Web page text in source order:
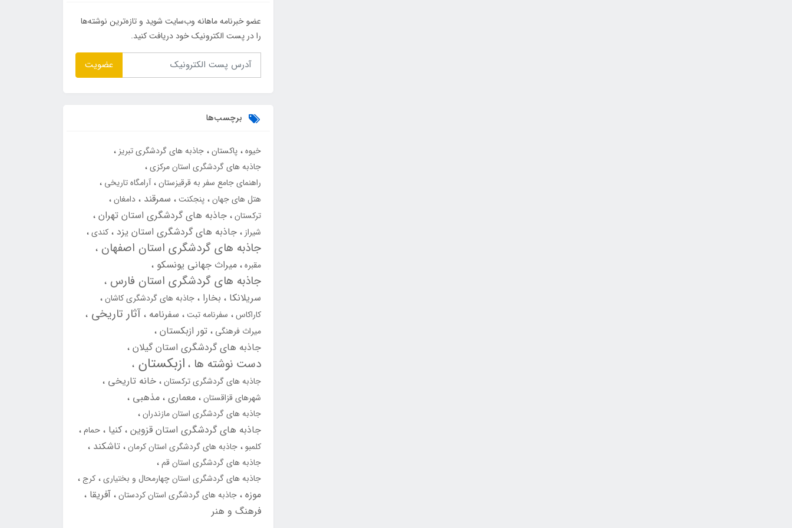
عضو خبرنامه ماهانه وب‌سایت شوید و تازه‌ترین نوشته‌ها
را در پست الکترونیک خود دریافت کنید.
عضویت
برچسب‌ها
خیوه پاکستان جاذبه های گردشگری تبریز
جاذبه های گردشگری استان مرکزی
راهنمای جامع سفر به قرقیزستان آرامگاه تاریخی
هتل های جهان پنجکنت سمرقند دامغان
ترکستان جاذبه های گردشگری استان تهران
شیراز جاذبه های گردشگری استان یزد کندی
جاذبه های گردشگری استان اصفهان
مقبره میراث جهانی یونسکو
جاذبه های گردشگری استان فارس
سریلانکا بخارا جاذبه های گردشگری کاشان
کاراکاس سفرنامه تبت سفرنامه آثار تاریخی
میراث فرهنگی تور ازبکستان
جاذبه های گردشگری استان گیلان
دست نوشته ها ازبکستان
جاذبه های گردشگری ترکستان خانه تاریخی
شهرهای قزاقستان معماری مذهبی
جاذبه های گردشگری استان مازندران
جاذبه های گردشگری استان قزوین کنیا حمام
کلمبو جاذبه های گردشگری استان کرمان تاشکند
جاذبه های گردشگری استان قم
جاذبه های گردشگری استان چهارمحال و بختیاری کرج
موزه جاذبه های گردشگری استان کردستان آفریقا
فرهنگ و هنر